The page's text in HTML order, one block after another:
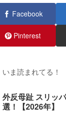
Facebook
Pinterest
いま読まれてる！
外反母趾 スリッ
選！【2026年】